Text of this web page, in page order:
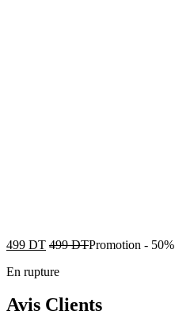
499 DT 499DTPromotion - 50%
En rupture
Avis Clients